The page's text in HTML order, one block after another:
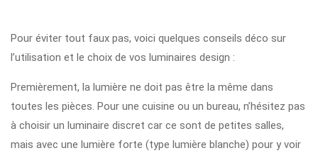
Pour éviter tout faux pas, voici quelques conseils déco sur
l’utilisation et le choix de vos luminaires design :
Premièrement, la lumière ne doit pas être la même dans
toutes les pièces. Pour une cuisine ou un bureau, n’hésitez pas
à choisir un luminaire discret car ce sont de petites salles,
mais avec une lumière forte (type lumière blanche) pour y voir